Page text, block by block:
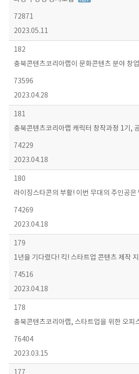
72871
2023.05.11
182
충북콘텐츠코리아랩이 문화콘텐츠 분야 창
73596
2023.04.28
181
충북콘텐츠코리아랩 캐릭터 창작과정 1기,
74229
2023.04.18
180
라이징스타콘의 부활! 이번 무대의 주인공은
74269
2023.04.18
179
1년을 기다렸다! 킥! 스타트업 콘텐츠 제작
74516
2023.04.18
178
충북콘텐츠코리아랩, 스타트업을 위한 오피
76404
2023.03.15